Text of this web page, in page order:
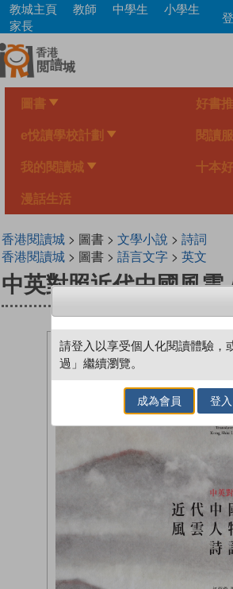
Skip
main
content
教城主頁 教師 中學生
小學生
家長
圖書 好書
e悅讀學校計劃 閱讀
我的閱讀城 十本
漫話生活
香港閱讀城> 圖書 > 文學小說 > 詩詞
香港閱讀城> 圖書 > 語言文字> 英文
中英對照近代中國風雲
請登入以享受個人化閱讀體驗，
過」繼續瀏覽。
成為會員 登入